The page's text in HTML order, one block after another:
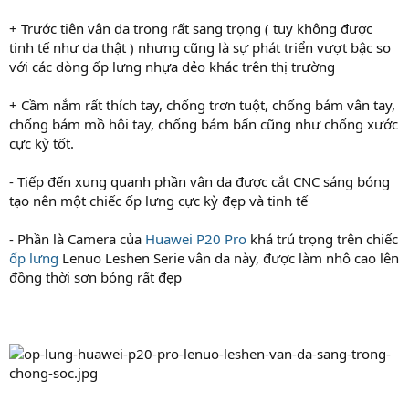
+ Trước tiên vân da trong rất sang trọng ( tuy không được
tinh tế như da thật ) nhưng cũng là sự phát triển vượt bậc so
với các dòng ốp lưng nhựa dẻo khác trên thị trường
+ Cầm nắm rất thích tay, chống trơn tuột, chống bám vân tay,
chống bám mồ hôi tay, chống bám bẩn cũng như chống xước
cực kỳ tốt.
- Tiếp đến xung quanh phần vân da được cắt CNC sáng bóng
tạo nên một chiếc ốp lưng cực kỳ đẹp và tinh tế
- Phần là Camera của Huawei P20 Pro khá trú trọng trên chiếc
ốp lưng Lenuo Leshen Serie vân da này, được làm nhô cao lên
đồng thời sơn bóng rất đẹp